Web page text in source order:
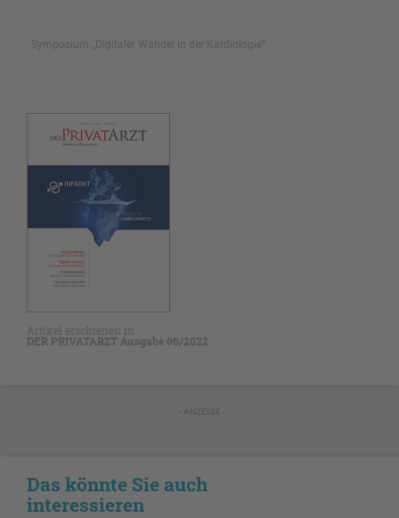
Symposium „Digitaler Wandel in der Kardiologie“
Artikel erschienen in
DER PRIVATARZT Ausgabe 06/2022
- ANZEIGE -
Das könnte Sie auch
interessieren